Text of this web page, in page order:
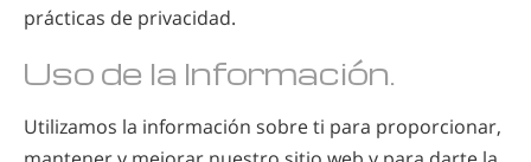
prácticas de privacidad.
Uso de la Información.
Utilizamos la información sobre ti para proporcionar,